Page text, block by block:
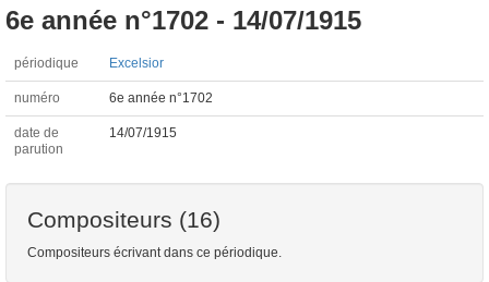
6e année n°1702 - 14/07/1915
périodique Excelsior
numéro 6e année n°1702
date de
parution
14/07/1915
Compositeurs (16)
Compositeurs écrivant dans ce périodique.